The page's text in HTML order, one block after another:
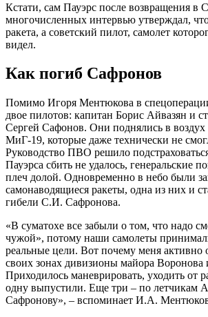
Кстати, сам Пауэрс после возвращения
многочисленных интервью утверждал,
ракета, а советский пилот, самолет
видел.
Как погиб Сафронов
Помимо Игоря Ментюкова в
двое пилотов: капитан Борис Айвазян и
Сергей Сафонов. Они поднялись в воздух
МиГ-19, которые даже технически не
Руководство ПВО решило
Пауэрса сбить не удалось, генеральские
плеч долой. Одновременно в небо были
самонаводящиеся ракеты, одна из них и
гибели С.И. Сафронова.
«В суматохе все забыли о том, что надо
чужой», потому наши самолеты
реальные цели. Вот почему меня активно
своих зонах дивизионы майора Воронова
Приходилось маневрировать, уходить от
одну выпустили. Еще три – по летчикам
Сафронову», – вспоминает И.А.